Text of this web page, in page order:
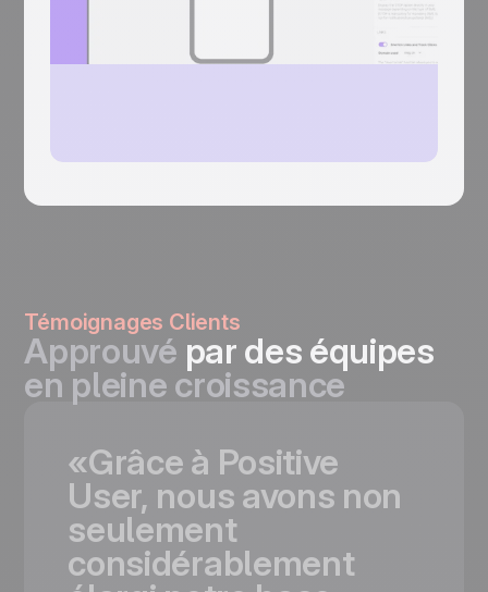
Témoignages Clients
Approuvé par des équipes
en pleine croissance
«Grâce à Positive
User, nous avons non
seulement
considérablement